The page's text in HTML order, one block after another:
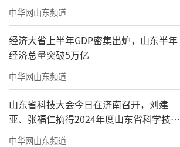
中华网山东频道
经济大省上半年GDP密集出炉，山东半年
经济总量突破5万亿
中华网山东频道
山东省科技大会今日在济南召开，刘建
亚、张福仁摘得2024年度山东省科学技术
奖最高奖！
中华网山东频道